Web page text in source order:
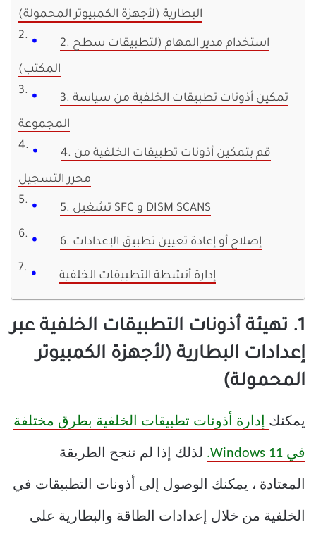
البطارية (لأجهزة الكمبيوتر المحمولة)
2. استخدام مدير المهام (لتطبيقات سطح
المكتب)
3. تمكين أذونات تطبيقات الخلفية من سياسة
المجموعة
4. قم بتمكين أذونات تطبيقات الخلفية من
محرر التسجيل
5. تشغيل SFC و DISM SCANS
6. إصلاح أو إعادة تعيين تطبيق الإعدادات
إدارة أنشطة التطبيقات الخلفية
1. تهيئة أذونات التطبيقات الخلفية عبر
إعدادات البطارية (لأجهزة الكمبيوتر
المحمولة)
يمكنك إدارة أذونات تطبيقات الخلفية بطرق مختلفة
في Windows 11. لذلك إذا لم تنجح الطريقة
المعتادة ، يمكنك الوصول إلى أذونات التطبيقات في
الخلفية من خلال إعدادات الطاقة والبطارية على